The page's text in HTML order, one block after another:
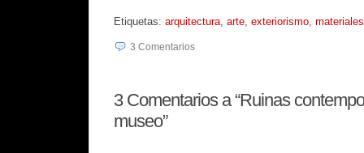
Etiquetas: arquitectura arte exteriorismo materiales
3 Comentarios
3Comentarios a “Ruinas
museo”